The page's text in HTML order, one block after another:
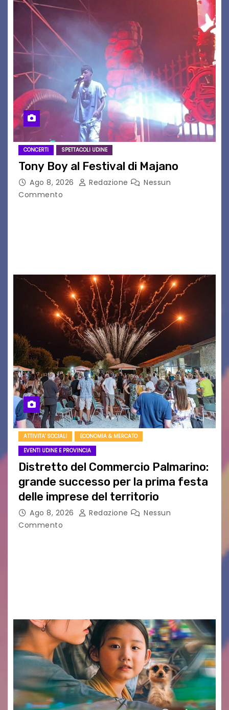
CONCERTI SPETTACOLI UDINE
Tony Boy al Festival di Majano
Ago 8, 2026 Redazione
Nessun
Commento
ATTIVITA' SOCIALI
ECONOMIA & MERCATO
EVENTI UDINE E PROVINCIA
Distretto del Commercio Palmarino:
grande successo per la prima festa
delle imprese del territorio
Ago 8, 2026 Redazione
Nessun
Commento